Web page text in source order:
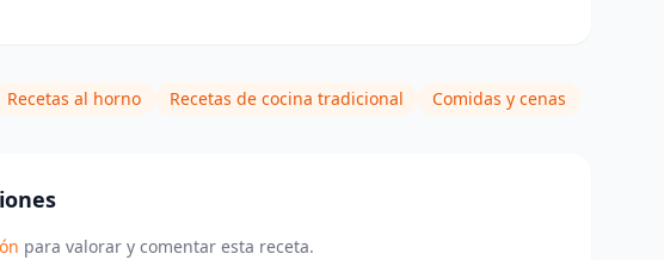
Recetas al horno Recetas de cocina tradicional Comidas y cenas
para valorar y comentar esta receta.